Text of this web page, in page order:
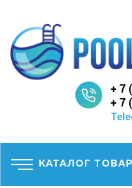
+ 7
+ 7
КАТАЛОГ